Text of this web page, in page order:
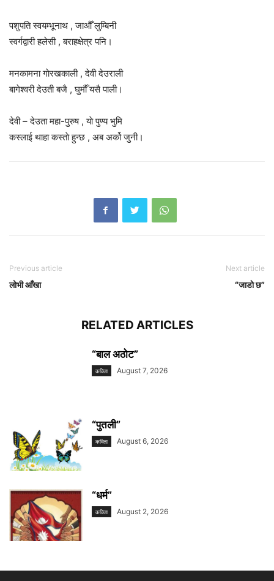
पशुपति स्वयम्भूनाथ , जाऔँ लुम्बिनी
स्वर्गद्वारी हलेसी , बराहक्षेत्र पनि।
मनकामना गाेरखकाली , देवी देउराली
बागेश्वरी देउती बजै , घुमौँ यसै पाली।
देवी – देउता महा-पुरुष , याे पुण्य भुमि
कस्लाई थाहा कस्ताे हुन्छ , अब अर्को जुनी।
Previous article
लोभी आँखा
Next article
“जाडाे छ”
RELATED ARTICLES
“बाल अठोट”
कविता August 7, 2026
“पुतली”
कविता August 6, 2026
“धर्म”
कविता August 2, 2026